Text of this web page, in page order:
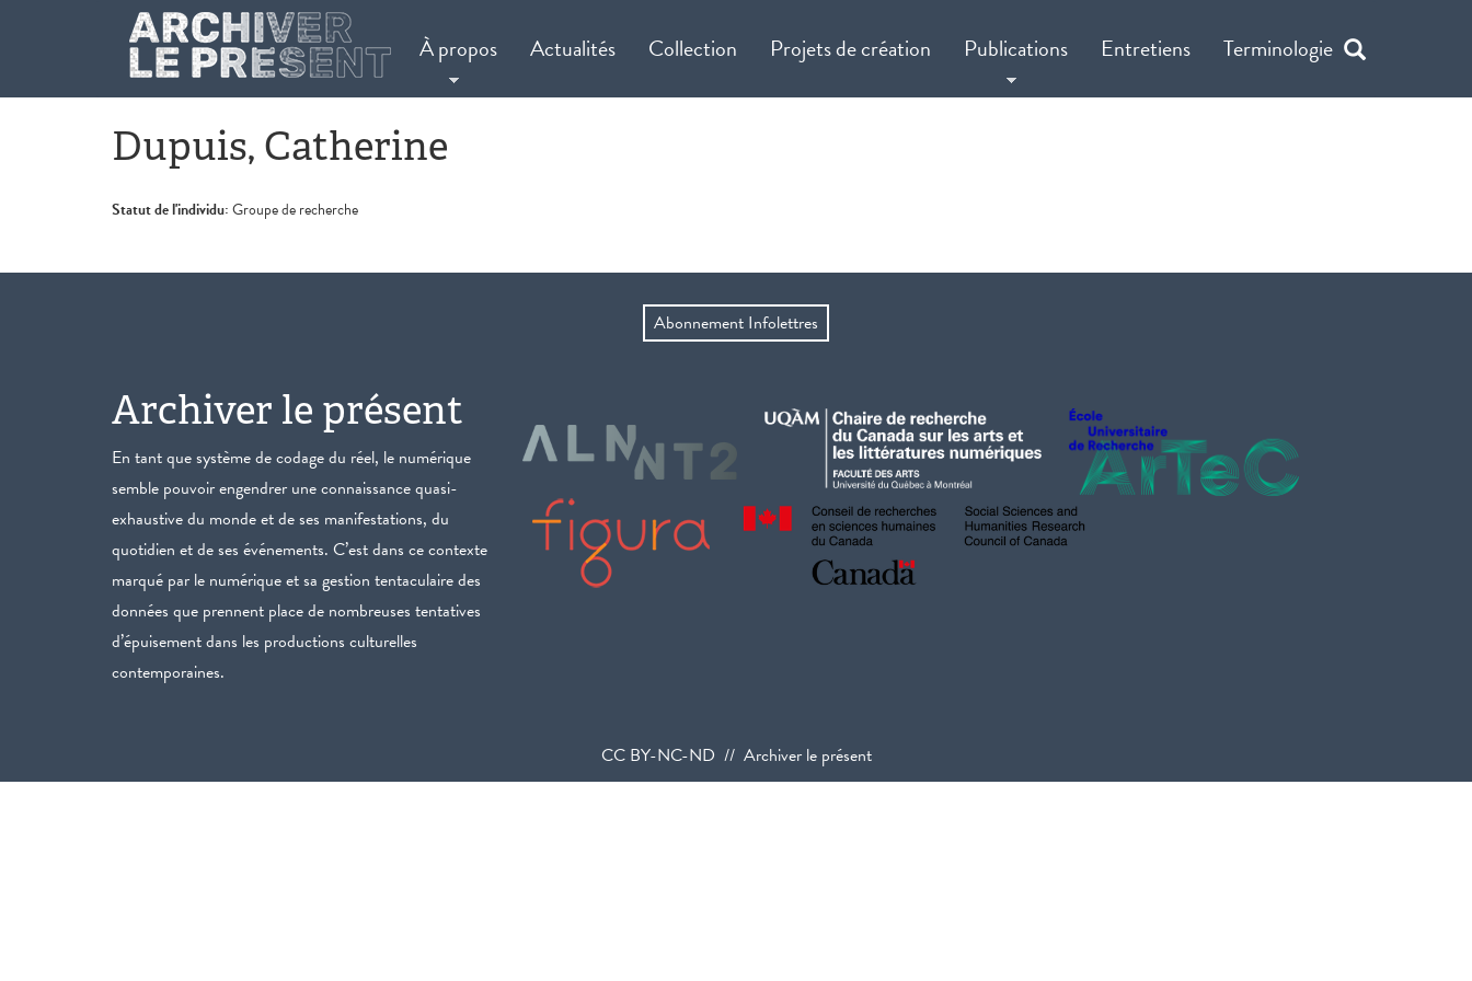
Aller au contenu principal
À propos Actualités Collection Projets de création Publications Entretiens Terminologie
Dupuis, Catherine
Statut de l'individu:Groupe de recherche
Abonnement Infolettres
Archiver le présent
En tant que système de codage du réel, le numérique
semble pouvoir engendrer une connaissance quasi-
exhaustive du monde et de ses manifestations, du
quotidien et de ses événements. C’est dans ce contexte
marqué par le numérique et sa gestion tentaculaire des
données que prennent place de nombreuses tentatives
d’épuisement dans les productions culturelles
contemporaines.
CC BY-NC-ND // Archiver le présent